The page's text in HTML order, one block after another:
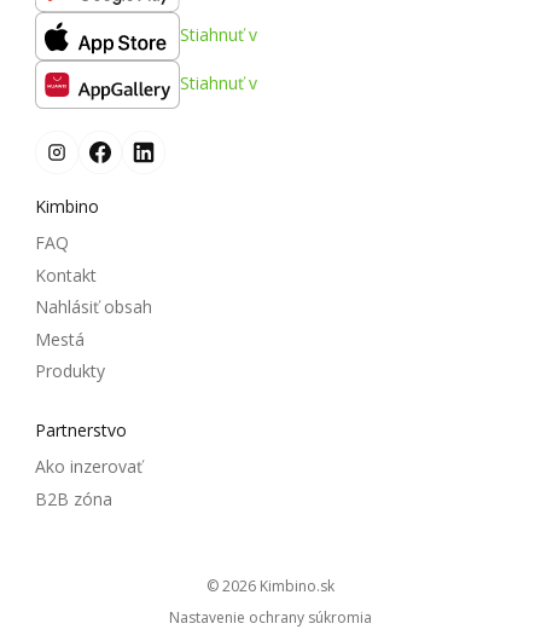
Stiahnuť v
Stiahnuť v
Kimbino
FAQ
Kontakt
Nahlásiť obsah
Mestá
Produkty
Partnerstvo
Ako inzerovať
B2B zóna
© 2026
kimbino.sk
Nastavenie ochrany súkromia